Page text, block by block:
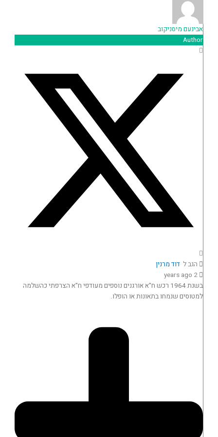
אבינעם מיסניקוב
Author
הגב ל דוד מרנין
בשנת 1964 רכש ח"א אורגנים נוספים מעודפי ח"א הצרפתי כהשלמה
למטוסים שנמחו בתאונות או הופלו.